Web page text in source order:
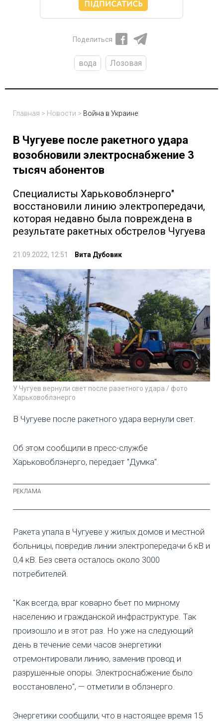
Поделиться
вода Лозовая
Главная > Новости > Война в Украине
В Чугуеве после ракетного удара
возобновили электроснабжение 3
тысяч абонентов
Специалисты Харьковоблэнерго"
восстановили линию электропередачи,
которая недавно была повреждена в
результате ракетных обстрелов Чугуева
21.09.2022, 12:51 Вита Дубовик
У Чугуев вернули свет после раэетного удара / фото
Харьковоблэнерго
В Чугуеве после ракетного удара вернули свет.
Об этом сообщили в пресс-службе
Харьковоблэнерго, передает "Думка".
Ракета упала в Чугуеве у жилых домов и местной
больницы, повредив линии электропередачи 6 кВ и
0,4 кВ. Без света осталось около 3000
потребителей.
"Как всегда, враг коварно бьет по мирному
населению и гражданской инфраструктуре. Так
произошло и в этот раз. Но уже на следующий
день в течение семи часов энергетики
отремонтировали линию, заменив провод и
разрушенные опоры. Электроснабжение было
восстановлено", — отметили в облэнерго.
Энергетики сообщили, что в настоящее время 15